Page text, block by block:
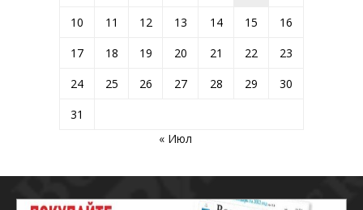
10
11 12 13 14 15
16
17
18 19 20 21 22
23
24
25 26 27 28 29
30
31
« Июл